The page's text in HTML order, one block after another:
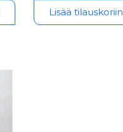
Lisää tilauskoriin